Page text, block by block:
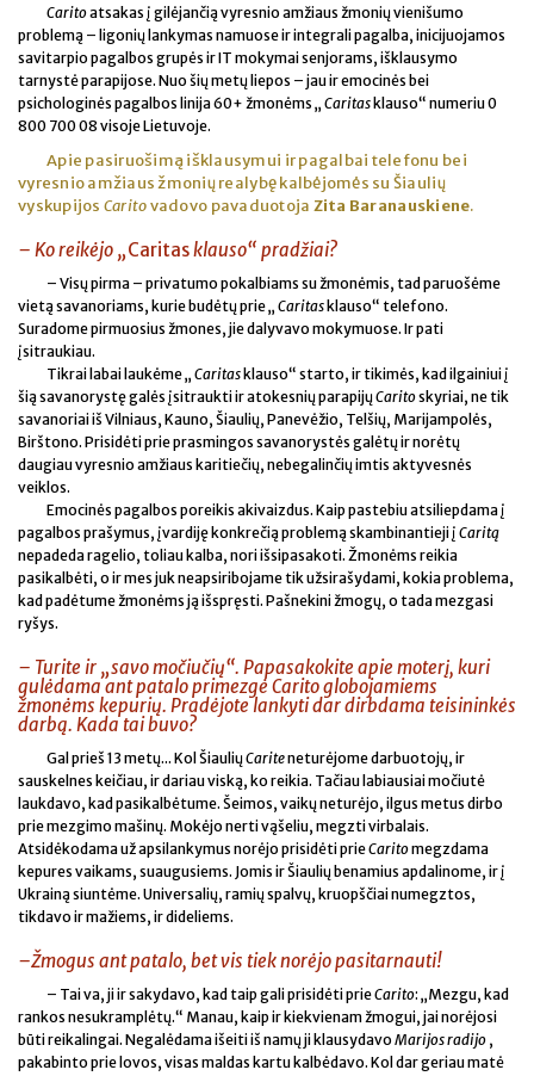
Caritoatsakas į gilėjančią vyresnio amžiaus žmonių vienišumo
problemą – ligonių lankymas namuose ir integrali pagalba, inicijuojamos
savitarpio pagalbos grupės ir IT mokymai senjorams, išklausymo
tarnystė parapijose. Nuo šių metų liepos – jau ir emocinės bei
psichologinės pagalbos linija 60+ žmonėms „ Caritasklauso“ numeriu 0
800 700 08 visoje Lietuvoje.
Apie pasiruošimą išklausymui ir pagalbai telefonu bei
vyresnio amžiaus žmonių realybę kalbėjomės su Šiaulių
vyskupijos Caritovadovo pavaduotoja Zita Baranauskiene.
– Ko reikėjo „Caritasklauso“ pradžiai?
– Visų pirma – privatumo pokalbiams su žmonėmis, tad paruošėme
vietą savanoriams, kurie budėtų prie „ Caritasklauso“ telefono.
Suradome pirmuosius žmones, jie dalyvavo mokymuose. Ir pati
įsitraukiau.
Tikrai labai laukėme „ Caritasklauso“ starto, ir tikimės, kad ilgainiui į
šią savanorystę galės įsitraukti ir atokesnių parapijųCaritoskyriai, ne tik
savanoriai iš Vilniaus, Kauno, Šiaulių, Panevėžio, Telšių, Marijampolės,
Birštono. Prisidėti prie prasmingos savanorystės galėtų ir norėtų
daugiau vyresnio amžiaus karitiečių, nebegalinčių imtis aktyvesnės
veiklos.
Emocinės pagalbos poreikis akivaizdus. Kaip pastebiu atsiliepdama į
pagalbos prašymus, įvardiję konkrečią problemą skambinantieji į Caritą
nepadeda ragelio, toliau kalba, nori išsipasakoti. Žmonėms reikia
pasikalbėti, o ir mes juk neapsiribojame tik užsirašydami, kokia problema,
kad padėtume žmonėms ją išspręsti. Pašnekini žmogų, o tada mezgasi
ryšys.
– Turite ir „savo močiučių“. Papasakokite apie moterį, kuri
gulėdama ant patalo primezgė Carito globojamiems
žmonėms kepurių. Pradėjote lankyti dar dirbdama teisininkės
darbą. Kada tai buvo?
Gal prieš 13 metų... Kol ŠiauliųCariteneturėjome darbuotojų, ir
sauskelnes keičiau, ir dariau viską, ko reikia. Tačiau labiausiai močiutė
laukdavo, kad pasikalbėtume. Šeimos, vaikų neturėjo, ilgus metus dirbo
prie mezgimo mašinų. Mokėjo nerti vąšeliu, megzti virbalais.
Atsidėkodama už apsilankymus norėjo prisidėti prieCaritomegzdama
kepures vaikams, suaugusiems. Jomis ir Šiaulių benamius apdalinome, ir į
Ukrainą siuntėme. Universalių, ramių spalvų, kruopščiai numegztos,
tikdavo ir mažiems, ir dideliems.
–Žmogus ant patalo, bet vis tiek norėjo pasitarnauti!
– Tai va, ji ir sakydavo, kad taip gali prisidėti prieCarito: „Mezgu, kad
rankos nesukramplėtų.“ Manau, kaip ir kiekvienam žmogui, jai norėjosi
būti reikalingai. Negalėdama išeiti iš namų ji klausydavo Marijos radijo ,
pakabinto prie lovos, visas maldas kartu kalbėdavo. Kol dar geriau matė